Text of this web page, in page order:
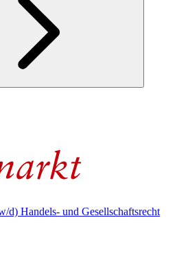
d) Handels- und Gesellschaftsrecht